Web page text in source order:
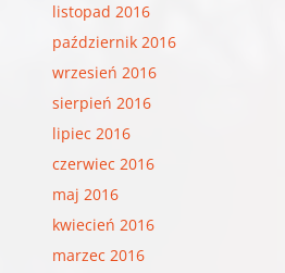
listopad 2016
październik 2016
wrzesień 2016
sierpień 2016
lipiec 2016
czerwiec 2016
maj 2016
kwiecień 2016
marzec 2016